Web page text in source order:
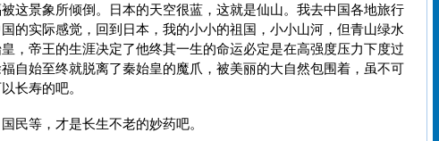
这景象所倾倒。日本的天空很蓝，这就是仙山。我去中国各地旅行
的实际感觉，回到日本，我的小小的祖国，小小山河，但青山绿水
，帝王的生涯决定了他终其一生的命运必定是在高强度压力下度过
自始至终就脱离了秦始皇的魔爪，被美丽的大自然包围着，虽不可
长寿的吧。
民等，才是长生不老的妙药吧。